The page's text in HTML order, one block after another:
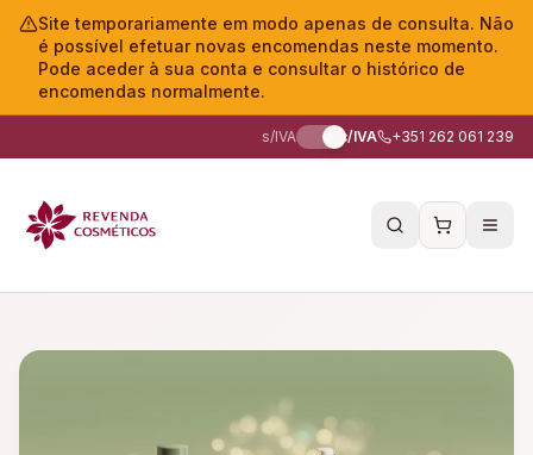
Site temporariamente em modo apenas de consulta. Não
é possível efetuar novas encomendas neste momento.
Pode aceder à sua conta e consultar o histórico de
encomendas normalmente.
s/IVA c/IVA +351 262 061 239